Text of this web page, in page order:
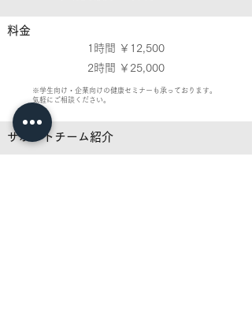
料金
1時間 ￥12,500
2時間 ￥25,000
※学生向け・企業向けの健康セミナーも承っております。
気軽にご相談ください。
サポートチーム紹介